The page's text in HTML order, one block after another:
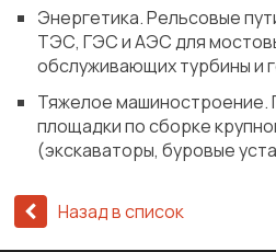
Энергетика. Рельсовые
ТЭС, ГЭС и АЭС для
обслуживающих турбины и
Тяжелое машиностроение.
площадки по сборке
(экскаваторы, буровые
Назад в список